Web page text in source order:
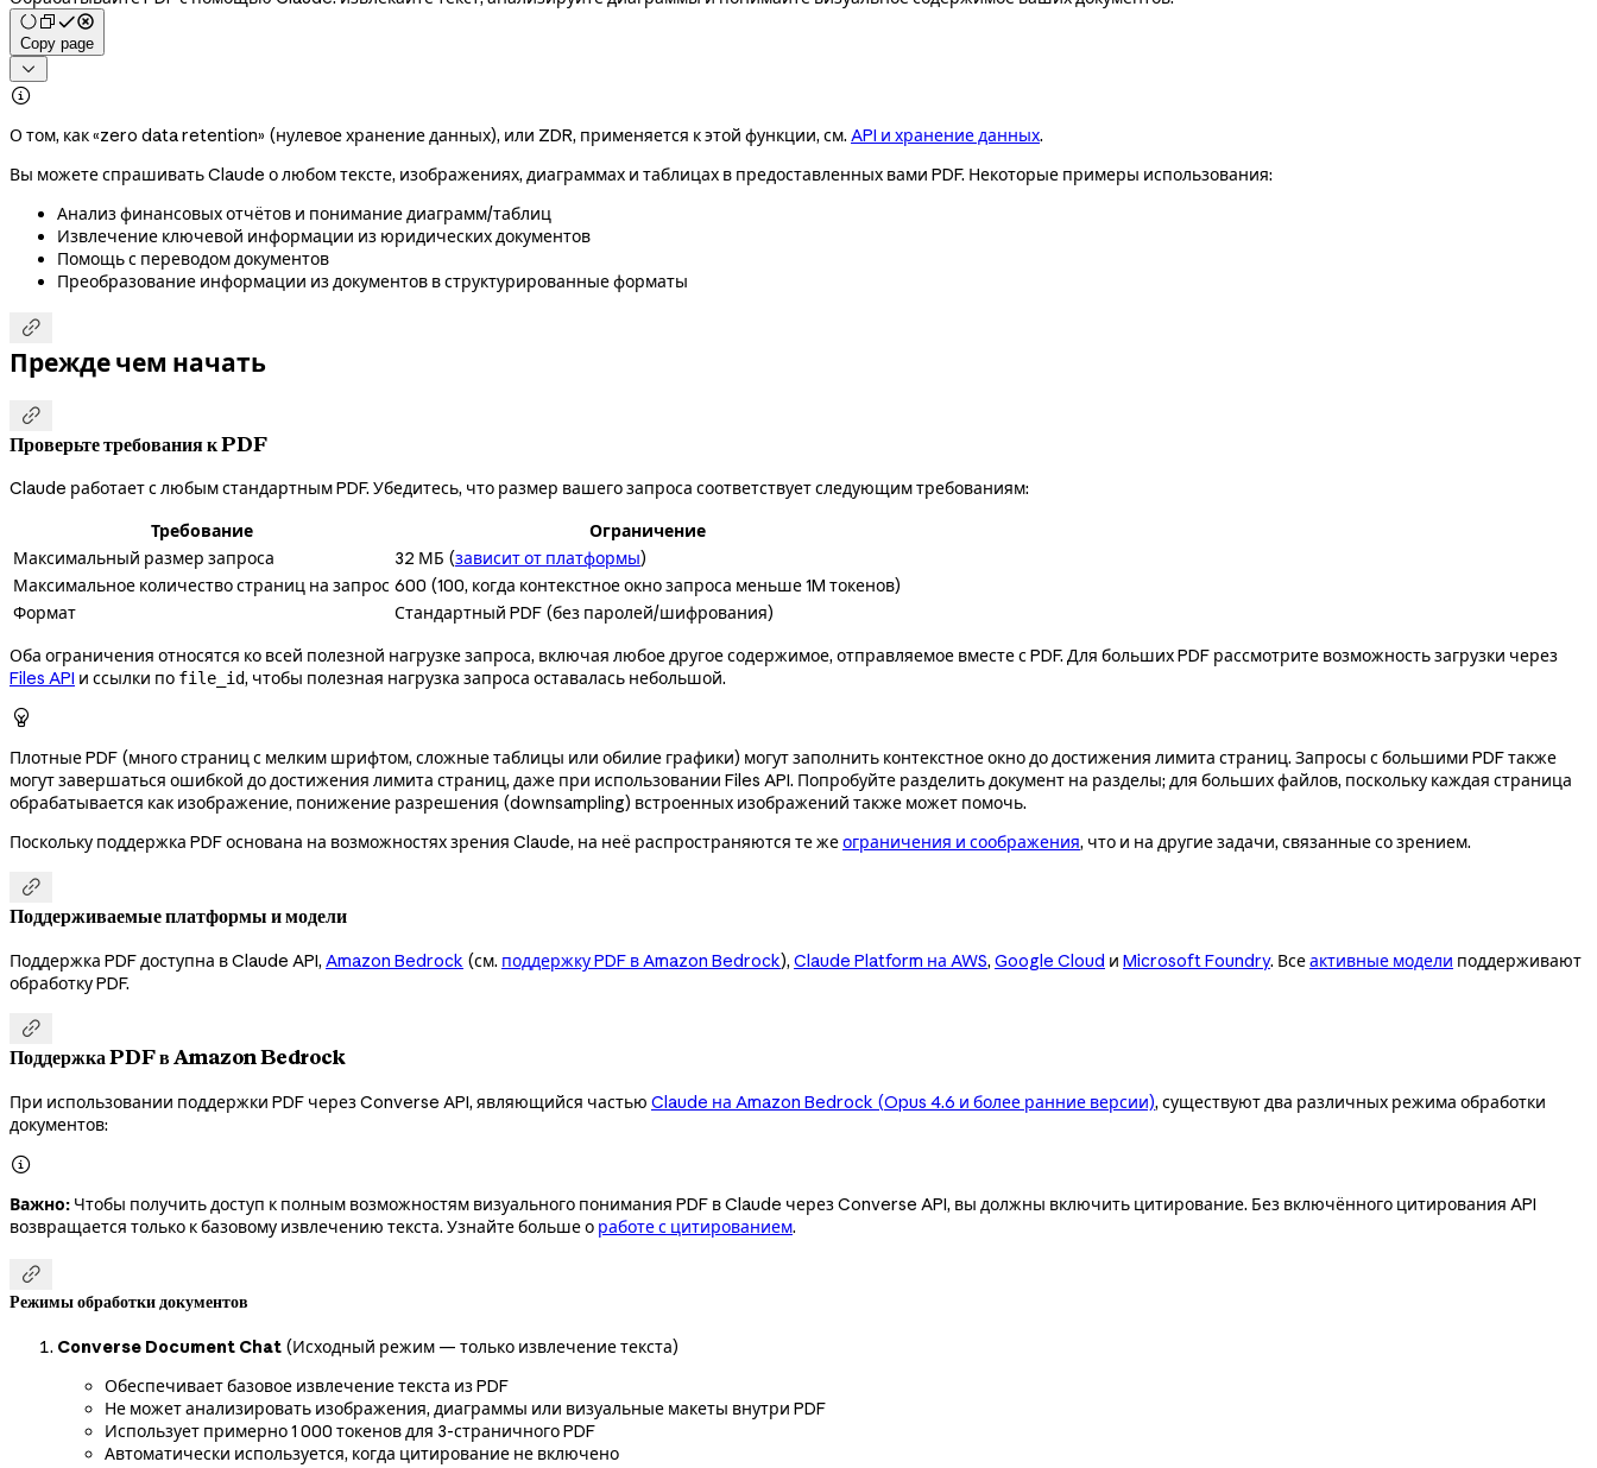
Copy page


О том, как «zero data retention» (нулевое хранение данных), или ZDR, применяется к этой функции, см. API и хранение данных.
Вы можете спрашивать Claude о любом тексте, изображениях, диаграммах и таблицах в предоставленных вами PDF. Некоторые примеры использования:
Анализ финансовых отчётов и понимание диаграмм/таблиц
Извлечение ключевой информации из юридических документов
Помощь с переводом документов
Преобразование информации из документов в структурированные форматы

Прежде чем начать

Проверьте требования к PDF
Claude работает с любым стандартным PDF. Убедитесь, что размер вашего запроса соответствует следующим требованиям:
Требование
Ограничение
Максимальный размер запроса
32 МБ (зависит от платформы)
Максимальное количество страниц на запрос 600 (100, когда контекстное окно запроса меньше 1M токенов)
Формат
Стандартный PDF (без паролей/шифрования)
Оба ограничения относятся ко всей полезной нагрузке запроса, включая любое другое содержимое, отправляемое вместе с PDF. Для больших PDF рассмотрите возможность загрузки через
Files API и ссылки по file_id, чтобы полезная нагрузка запроса оставалась небольшой.

Плотные PDF (много страниц с мелким шрифтом, сложные таблицы или обилие графики) могут заполнить контекстное окно до достижения лимита страниц. Запросы с большими PDF также
могут завершаться ошибкой до достижения лимита страниц, даже при использовании Files API. Попробуйте разделить документ на разделы; для больших файлов, поскольку каждая страница
обрабатывается как изображение, понижение разрешения (downsampling) встроенных изображений также может помочь.
Поскольку поддержка PDF основана на возможностях зрения Claude, на неё распространяются те жеограничения и соображения, что и на другие задачи, связанные со зрением.

Поддерживаемые платформы и модели
Поддержка PDF доступна в Claude API, Amazon Bedrock (см. поддержку PDF в Amazon Bedrock), Claude Platform на AWS, Google Cloud и Microsoft Foundry. Всеактивные модели поддерживают
обработку PDF.

Поддержка PDF в Amazon Bedrock
При использовании поддержки PDF через Converse API, являющийся частью Claude на Amazon Bedrock (Opus 4.6 и более ранние версии), существуют два различных режима обработки
документов:

Важно: Чтобы получить доступ к полным возможностям визуального понимания PDF в Claude через Converse API, вы должны включить цитирование. Без включённого цитирования API
возвращается только к базовому извлечению текста. Узнайте больше о работе с цитированием.

Режимы обработки документов
Converse Document Chat (Исходный режим — только извлечение текста)
Обеспечивает базовое извлечение текста из PDF
Не может анализировать изображения, диаграммы или визуальные макеты внутри PDF
Использует примерно 1 000 токенов для 3-страничного PDF
Автоматически используется, когда цитирование не включено